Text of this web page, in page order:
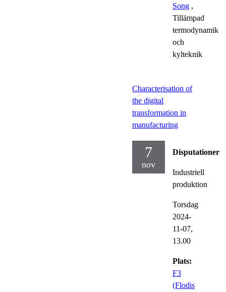
Song ,
Tillämpad
termodynamik
och
kylteknik
Characterisation of
the digital
transformation in
manufacturing
7
nov
Disputationer
Industriell
produktion
Torsdag
2024-
11-07,
13.00
Plats:
F3
(Flodis